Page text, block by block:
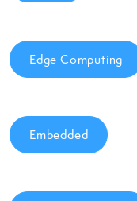
Edge Computing
Embedded